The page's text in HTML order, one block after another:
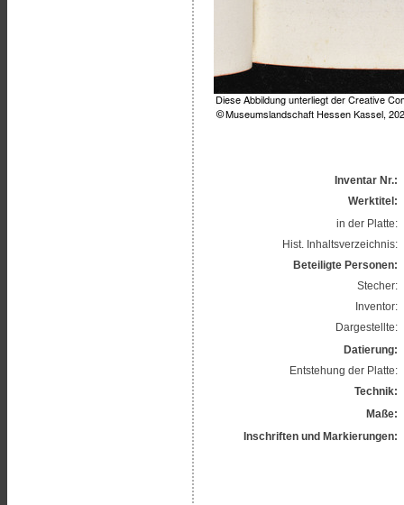
Inventar Nr.:
Werktitel:
in der Platte:
Hist. Inhaltsverzeichnis:
Beteiligte Personen:
Stecher:
Inventor:
Dargestellte:
Datierung:
Entstehung der Platte:
Technik:
Maße:
Inschriften und Markierungen: